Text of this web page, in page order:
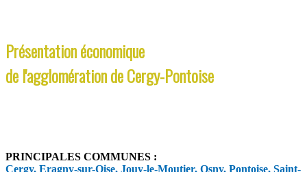
Présentation économique
de l'agglomération de Cergy-Pontoise
PRINCIPALES COMMUNES :
Cergy, Eragny-sur-Oise, Jouy-le-Moutier, Osny, Pontoise, Saint-